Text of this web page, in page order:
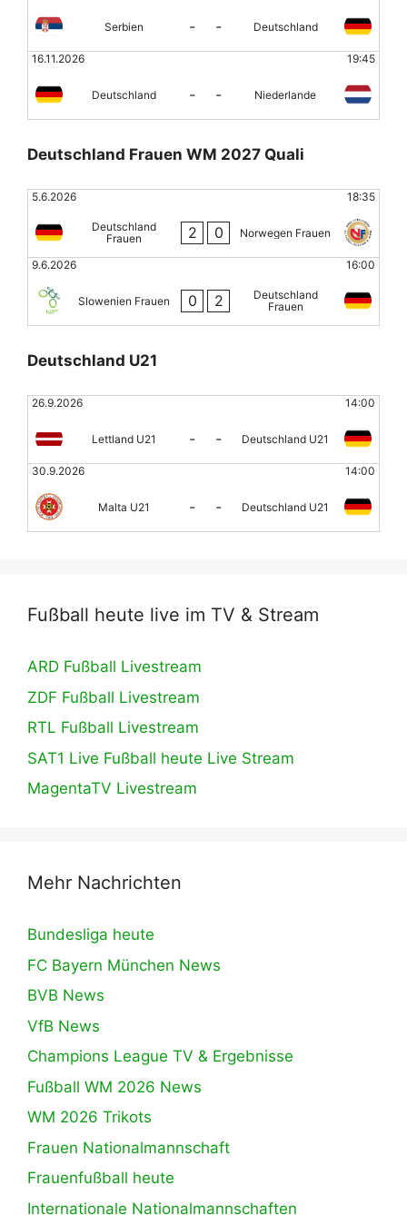
Serbien - - Deutschland
16.11.2026 19:45
Deutschland - - Niederlande
Deutschland Frauen WM 2027 Quali
5.6.2026 18:35
Deutschland
Frauen
2 0 Norwegen Frauen
9.6.2026 16:00
Slowenien Frauen 0 2
Deutschland
Frauen
Deutschland U21
26.9.2026 14:00
Lettland U21 - - Deutschland U21
30.9.2026 14:00
Malta U21 - - Deutschland U21
Fußball heute live im TV & Stream
ARD Fußball Livestream
ZDF Fußball Livestream
RTL Fußball Livestream
SAT1 Live Fußball heute Live Stream
MagentaTV Livestream
Mehr Nachrichten
Bundesliga heute
FC Bayern München News
BVB News
VfB News
Champions League TV & Ergebnisse
Fußball WM 2026 News
WM 2026 Trikots
Frauen Nationalmannschaft
Frauenfußball heute
Internationale Nationalmannschaften